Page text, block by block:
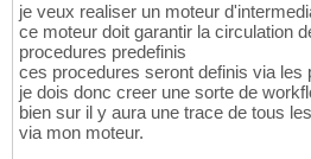
je veux realiser un moteur
ce moteur doit garantir la circulation
procedures predefinis
ces procedures seront definis via les
je dois donc creer une sorte de
bien sur il y aura une trace de tous
via mon moteur.